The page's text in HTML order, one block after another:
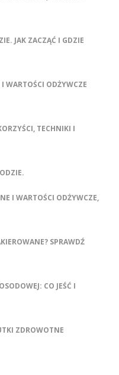
JAK ZACZĄĆ I GDZIE
WARTOŚCI ODŻYWCZE
TECHNIKI I
I WARTOŚCI ODŻYWCZE,
SPRAWDŹ
CO JEŚĆ I
ZDROWOTNE